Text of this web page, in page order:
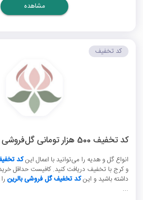
مشاهده
کد تخفیف 500 هزار تومانی گل‌فروشی آنلاین بالرین
انواع گل و هدیه را می‌توانید با اعمال اینکد
داشته باشید و اینکد تخفیف گل فروشی بالرین
...
کد تخفیف